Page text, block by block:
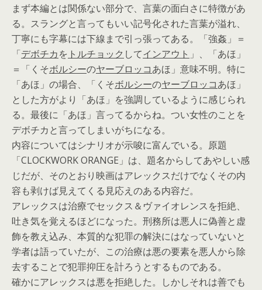
まず本編とは関係ない部分で、言葉の面白さに特徴があ
る。スラングと言ってもいい記号化された言葉が溢れ、
丁寧にも字幕には下線まで引っ張ってある。「強姦」＝
「デボチカを トルチョック してインアウト 」、「あほ」
＝「くそボルシーのヤーブロッコあほ」意味不明。特に
「あほ」の場合、「くそボルシーのヤーブロッコあほ」
とした方がより「あほ」を強調しているように感じられ
る。最後に「あほ」言ってるからね。つい女性のことを
デボチカと言ってしまいがちになる。
内容についてはシナリオが示唆に富んでいる。原題
「CLOCKWORK ORANGE」は、題名からしてあやしい感
じだが、そのとおり映画はアレックスだけでなくその内
容も剥けば見えてくる見応えのある内容だ。
アレックスは治療でセックス＆ヴァイオレンスを拒絶、
吐き気を覚えるほどになった。刑務所は悪人に偽善と虚
飾を教え込み、本質的な犯罪の解決にはなっていないと
学者は語っていたが、この治療は悪の要素を悪人から除
去することで犯罪抑圧を計ろうとするものである。
確かにアレックスは悪を拒絶した。しかしそれは善でも